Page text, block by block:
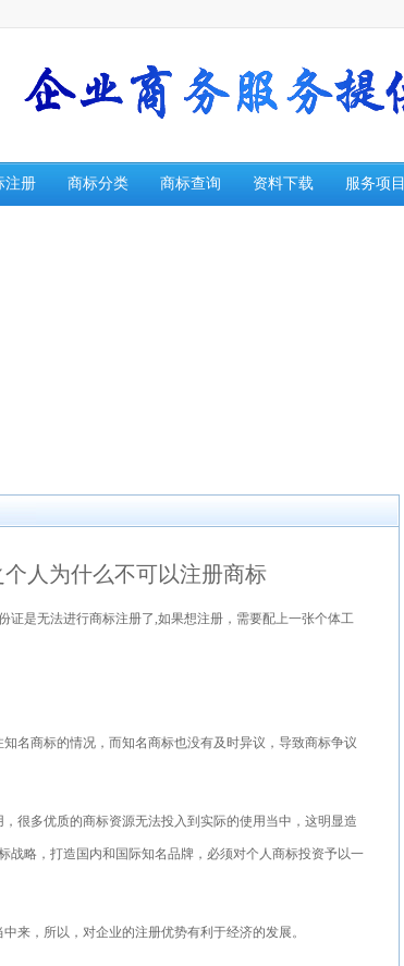
注册 商标分类 商标查询 资料下载 服务项目
人为什么不可以注册商标
证是无法进行商标注册了,如果想注册，需要配上一张个体工
名商标的情况，而知名商标也没有及时异议，导致商标争议
很多优质的商标资源无法投入到实际的使用当中，这明显造
战略，打造国内和国际知名品牌，必须对个人商标投资予以一
来，所以，对企业的注册优势有利于经济的发展。